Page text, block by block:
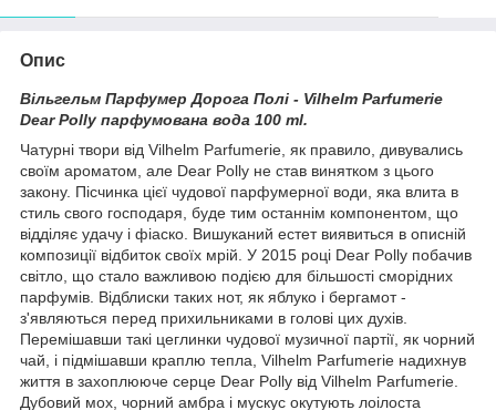
Опис
Вільгельм Парфумер Дорога Полі - Vilhelm Parfumerie
Dear Polly парфумована вода 100 ml.
Чатурні твори від Vilhelm Parfumerie, як правило, дивувались
своїм ароматом, але Dear Polly не став винятком з цього
закону. Пісчинка цієї чудової парфумерної води, яка влита в
стиль свого господаря, буде тим останнім компонентом, що
відділяє удачу і фіаско. Вишуканий естет виявиться в описній
композиції відбиток своїх мрій. У 2015 році Dear Polly побачив
світло, що стало важливою подією для більшості сморідних
парфумів. Відблиски таких нот, як яблуко і бергамот -
з'являються перед прихильниками в голові цих духів.
Перемішавши такі цеглинки чудової музичної партії, як чорний
чай, і підмішавши краплю тепла, Vilhelm Parfumerie надихнув
життя в захоплююче серце Dear Polly від Vilhelm Parfumerie.
Дубовий мох, чорний амбра і мускус окутують лоілоста